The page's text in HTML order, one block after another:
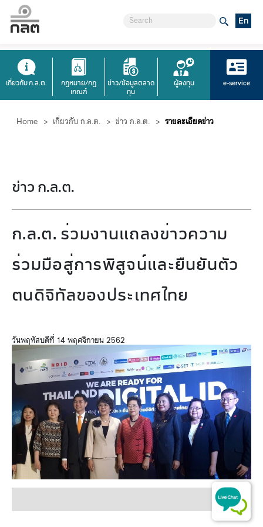
En
เกี่ยวกับ ก.ล.ต.
กฎหมาย/กฎ
เกณฑ์
ข่าว/ข้อมูลตลาด
ทุน
ผู้ลงทุน e-service
Home > เกี่ยวกับ ก.ล.ต. > ข่าว ก.ล.ต. > รายละเอียดข่าว
ข่าว ก.ล.ต.
ก.ล.ต. ร่วมงานแถลงข่าวความ
ร่วมมือสู่การพิสูจน์และยืนยันตัว
ตนดิจิทัลของประเทศไทย
วันพฤหัสบดีที่ 14 พฤศจิกายน 2562